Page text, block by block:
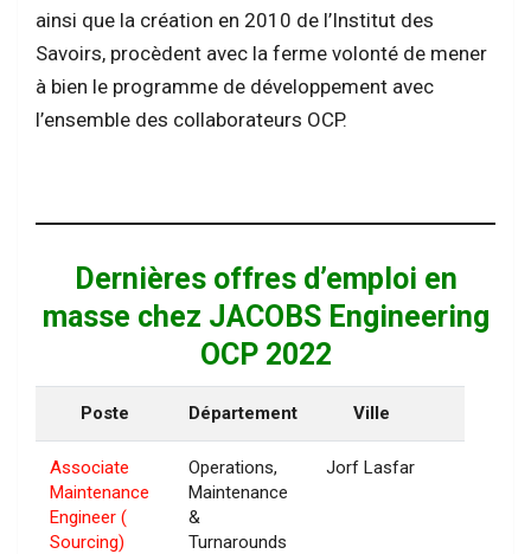
ainsi que la création en 2010 de l’Institut des
Savoirs, procèdent avec la ferme volonté de mener
à bien le programme de développement avec
l’ensemble des collaborateurs OCP.
Dernières offres d’emploi en
masse chez JACOBS Engineering
OCP 2022
Poste Département Ville
Associate
Maintenance
Engineer (
Sourcing)
Operations,
Maintenance
&
Turnarounds
Jorf Lasfar